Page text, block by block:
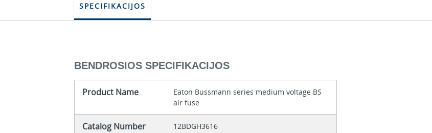
SPECIFIKACIJOS
BENDROSIOS SPECIFIKACIJOS
Product Name
Eaton Bussmann series medium voltage BS
air fuse
Catalog Number 12BDGH3616